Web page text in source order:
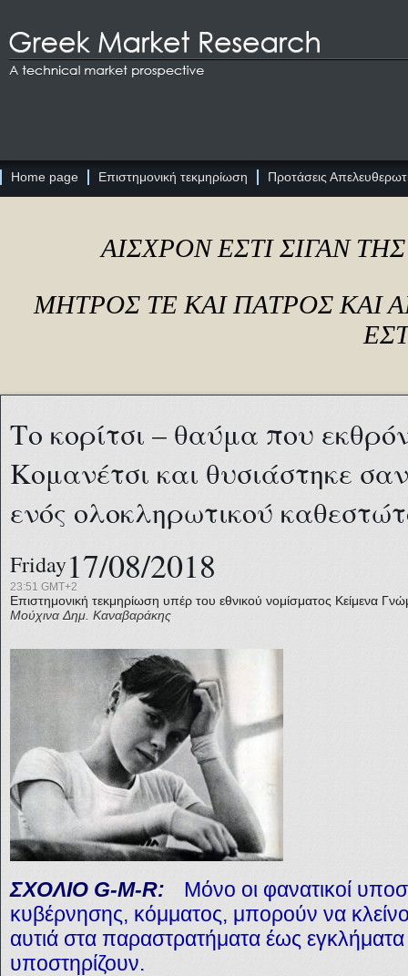
Home page Επιστημονική τεκμηρίωση Προτάσεις
ΑΙΣΧΡΟΝ ΕΣΤΙ ΣΙΓΑΝ
ΜΗΤΡΟΣ ΤΕ ΚΑΙ ΠΑΤΡΟΣ ΚΑΙ
Το κορίτσι – θαύμα που
Κομανέτσι και θυσιάστηκε
ενός ολοκληρωτικού
Friday17/08/2018
23:51 GMT+2
Επιστημονική τεκμηρίωση υπέρ του εθνικού νομίσματος Κείμενα
Μούχινα Δημ. Καναβαράκης
ΣΧΟΛΙΟ G-M-R:
Μόνο οι φανατικοί
κυβέρνησης, κόμματος, μπορούν να
αυτιά στα παραστρατήματα έως
υποστηρίζουν.